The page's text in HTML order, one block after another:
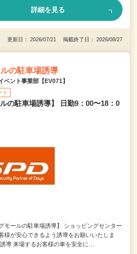
詳細を見る
更新日： 2026/07/21 掲載終了日： 2026/08/27
の駐車場誘導
ント事業部【EV071】
ト
の駐車場誘導】 日勤9：00〜18：0
モールの駐車場誘導】 ショッピングセンター
様が安心できるよう誘導をお願いいたしま
導 来場するお客様の車を安全に…